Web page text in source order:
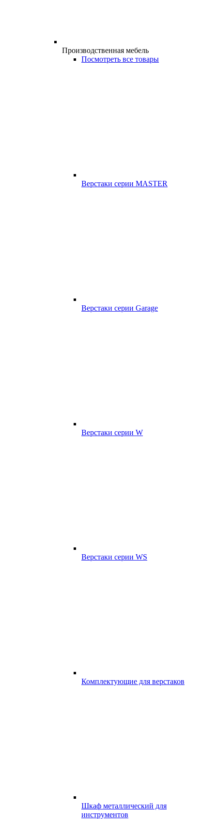
Производственная мебель
Посмотреть все товары
Верстаки серии MASTER
Верстаки серии Garage
Верстаки серии W
Верстаки серии WS
Комплектующие для верстаков
Шкаф металлический для
инструментов